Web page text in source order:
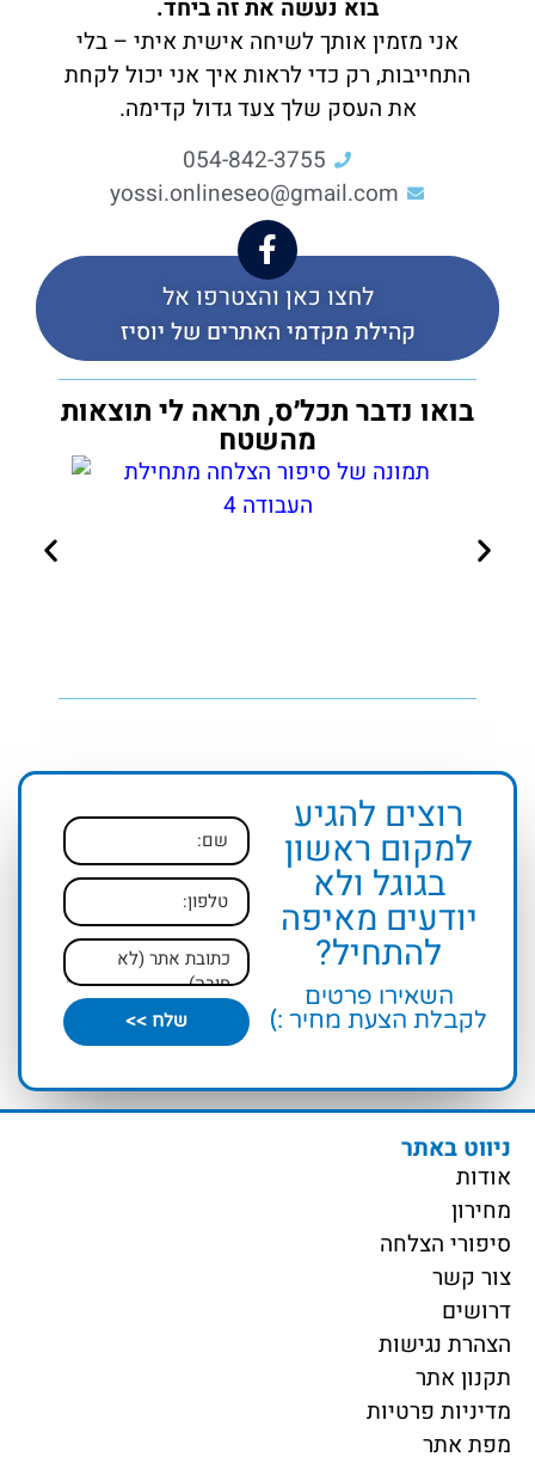
בוא נעשה את זה ביחד.
אני מזמין אותך לשיחה אישית איתי – בלי
התחייבות, רק כדי לראות איך אני יכול לקחת
את העסק שלך צעד גדול קדימה.
054-842-3755
yossi.onlineseo@gmail.com
לחצו כאן והצטרפו אל
קהילת מקדמי האתרים של יוסיז
בואו נדבר תכל׳ס, תראה לי תוצאות
מהשטח
רוצים להגיע
למקום ראשון
בגוגל ולא
יודעים מאיפה
להתחיל?
השאירו פרטים
לקבלת הצעת מחיר :)
שלח >>
ניווט באתר
אודות
מחירון
סיפורי הצלחה
צור קשר
דרושים
הצהרת נגישות
תקנון אתר
מדיניות פרטיות
מפת אתר